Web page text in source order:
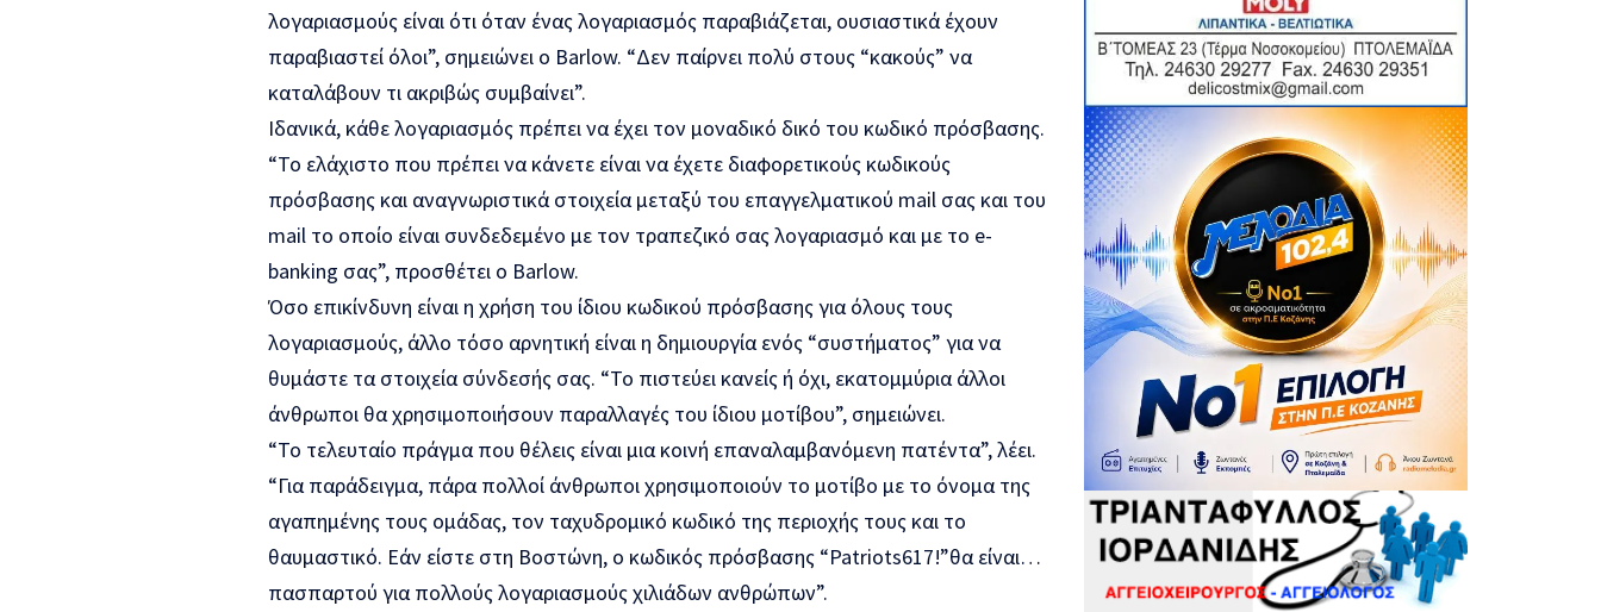
λογαριασμούς είναι ότι όταν ένας λογαριασμός παραβιάζεται, ουσιαστικά έχουν
παραβιαστεί όλοι”, σημειώνει ο Barlow. “Δεν παίρνει πολύ στους “κακούς” να
καταλάβουν τι ακριβώς συμβαίνει”.
Ιδανικά, κάθε λογαριασμός πρέπει να έχει τον μοναδικό δικό του κωδικό πρόσβασης.
“Το ελάχιστο που πρέπει να κάνετε είναι να έχετε διαφορετικούς κωδικούς
πρόσβασης και αναγνωριστικά στοιχεία μεταξύ του επαγγελματικού mail σας και του
mail το οποίο είναι συνδεδεμένο με τον τραπεζικό σας λογαριασμό και με το e-
banking σας”, προσθέτει ο Barlow.
Όσο επικίνδυνη είναι η χρήση του ίδιου κωδικού πρόσβασης για όλους τους
λογαριασμούς, άλλο τόσο αρνητική είναι η δημιουργία ενός “συστήματος” για να
θυμάστε τα στοιχεία σύνδεσής σας. “Το πιστεύει κανείς ή όχι, εκατομμύρια άλλοι
άνθρωποι θα χρησιμοποιήσουν παραλλαγές του ίδιου μοτίβου”, σημειώνει.
“Το τελευταίο πράγμα που θέλεις είναι μια κοινή επαναλαμβανόμενη πατέντα”, λέει.
“Για παράδειγμα, πάρα πολλοί άνθρωποι χρησιμοποιούν το μοτίβο με το όνομα της
αγαπημένης τους ομάδας, τον ταχυδρομικό κωδικό της περιοχής τους και το
θαυμαστικό. Εάν είστε στη Βοστώνη, ο κωδικός πρόσβασης “Patriots617!”θα είναι…
πασπαρτού για πολλούς λογαριασμούς χιλιάδων ανθρώπων”.